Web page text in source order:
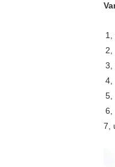
1,
2,
3,
4,
5,
6,
7,